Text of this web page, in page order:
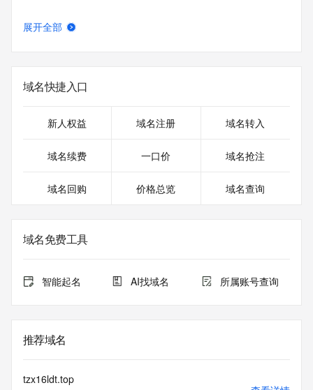
展开全部
域名快捷入口
新人权益 域名注册 域名转入
域名续费 一口价 域名抢注
域名回购 价格总览 域名查询
域名免费工具
智能起名 AI找域名 所属账号查询
推荐域名
tzx16ldt.top